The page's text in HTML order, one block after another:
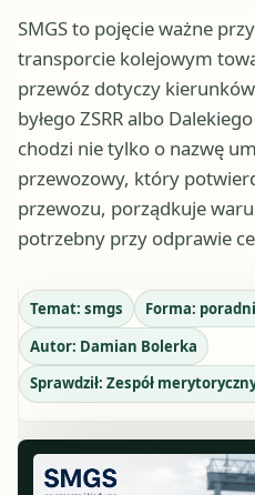
SMGS to pojęcie ważne
transporcie kolejowym
przewóz dotyczy
byłego ZSRR albo
chodzi nie tylko o nazwę
przewozowy, który
przewozu, porządkuje
potrzebny przy odprawie
Temat: smgs Forma:
Autor: Damian Bolerka
Sprawdził: Zespół